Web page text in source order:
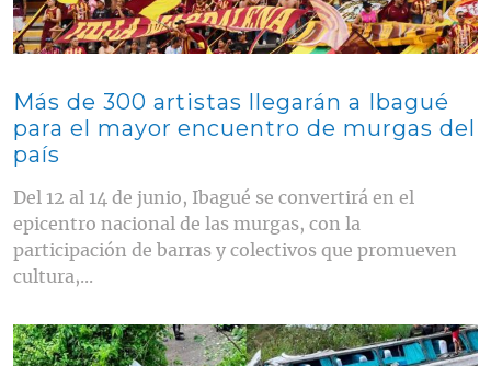
Más de 300 artistas llegarán a Ibagué
para el mayor encuentro de murgas del
país
Del 12 al 14 de junio, Ibagué se convertirá en el
epicentro nacional de las murgas, con la
participación de barras y colectivos que promueven
cultura,...
Contenido multimedia principal